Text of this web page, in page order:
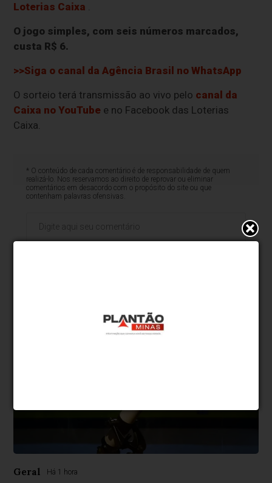
Loterias Caixa .
O jogo simples, com seis números marcados,
custa R$ 6.
>>Siga o canal da Agência Brasil no WhatsApp
O sorteio terá transmissão ao vivo pelo canal da
Caixa no YouTube e no Facebook das Loterias
Caixa.
* O conteúdo de cada comentário é de responsabilidade de quem
realizá-lo. Nos reservamos ao direito de reprovar ou eliminar
comentários em desacordo com o propósito do site ou que
contenham palavras ofensivas.
Geral Há 1 hora